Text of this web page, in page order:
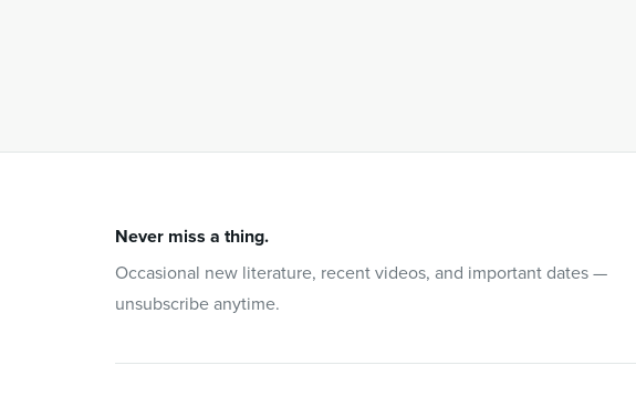
Never miss a thing.
Occasional new literature, recent videos, and important dates —
unsubscribe anytime.